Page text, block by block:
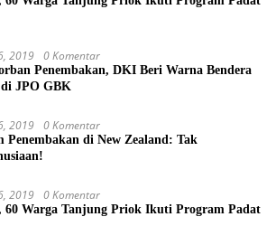
2019 0 Komentar
Penembakan, DKI Beri Warna Bendera
di JPO GBK
2019 0 Komentar
Penembakan di New Zealand: Tak
2019 0 Komentar
60 Warga Tanjung Priok Ikuti Program Padat